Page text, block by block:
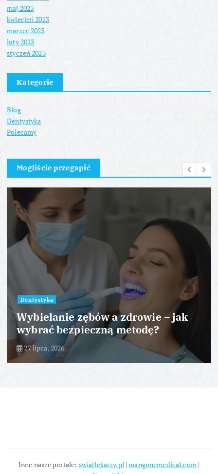
maj 2023
kwiecień 2023
marzec 2023
luty 2023
styczeń 2023
Kategorie
Blog
Dentystyka
Polecamy
Mogliście przegapić
Dentystyka
Wybielanie zębów – jakie metody są
bezpieczne dla zdrowia?
25 lipca, 2026
Inne nasze portale: swiatlekarzy.pl |mangonemedical.com |